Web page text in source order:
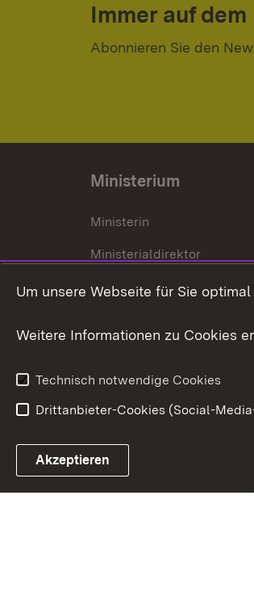
Immer auf
Abonnieren Sie den
Ministerium
Ministerin
Ministerialdirektor
Organisation und Aufgaben
Link zum Landesportal
Um unsere Webseite für Sie
Weitere Informationen zu Cookies
Technisch notwendige Cookies
Drittanbieter-Cookies (Social-
Akzeptieren